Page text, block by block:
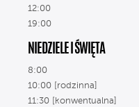
12:00
19:00
NIEDZIELE I ŚWIĘTA
8:00
10:00 [rodzinna]
11:30 [konwentualna]